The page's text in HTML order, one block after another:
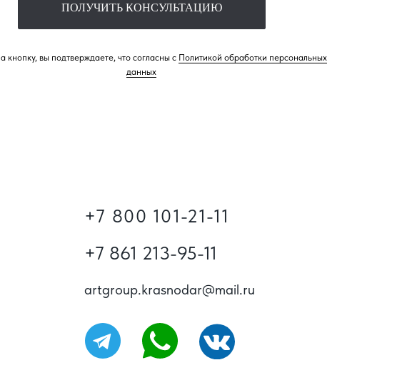
ПОЛУЧИТЬ КОНСУЛЬТАЦИЮ
кнопку, вы подтверждаете, что согласны с Политикой обработки персональных
данных
+7 861 213-95-11
+7 800 101-21-11
artgroup.krasnodar@mail.ru